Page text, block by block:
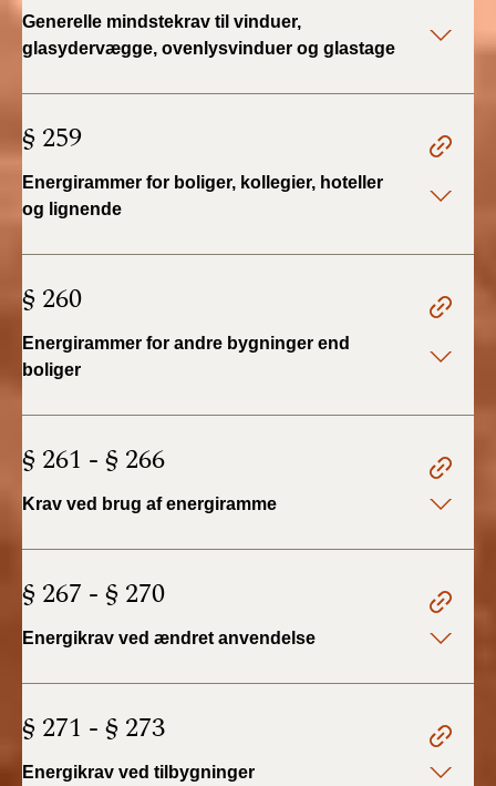
2022)
BR18 (29/6 - 31/12
BR18 (1/1-29/6
BR18 (1/7-31/12
BR18 (10/3-30/6
BR18 (1/1-9/3 2020)
BR18 (4/7-31/12
BR18 (1/1-4/7 2019)
BR18 (1/7-31/12
BR18 (1/1-30/6
2018)
Generelle mindstekrav til vinduer,
glasydervægge, ovenlysvinduer og glastage
§ 259
Energirammer for boliger, kollegier, hoteller
og lignende
§ 260
Energirammer for andre bygninger end
boliger
§ 261 - § 266
Krav ved brug af energiramme
§ 267 - § 270
Energikrav ved ændret anvendelse
§ 271 - § 273
Energikrav ved tilbygninger